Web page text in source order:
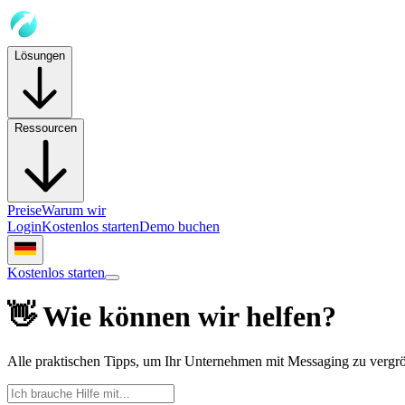
Lösungen
Ressourcen
PreiseWarum wir
LoginKostenlos startenDemo buchen
Kostenlos starten
👋 Wie können wir helfen?
Alle praktischen Tipps, um Ihr Unternehmen mit Messaging zu